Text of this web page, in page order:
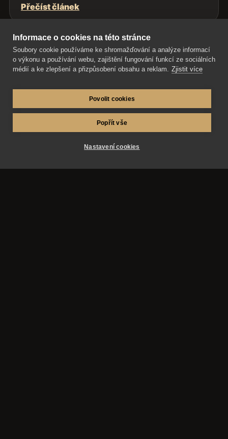
Přečíst článek
AZ-fotosluzby.eu – fotograf Matěj Škraňka a
fotograf Miroslav Kutík. Svatby, maturitní plesy a
Informace o cookies na této stránce
Soubory cookie používáme ke shromažďování a analýze informací
o výkonu a používání webu, zajištění fungování funkcí ze sociálních
médií a ke zlepšení a přizpůsobení obsahu a reklam. Zjistit více
Povolit cookies
Popřít vše
Nastavení cookies